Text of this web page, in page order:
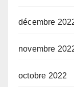
décembre
novembre
octobre 2022